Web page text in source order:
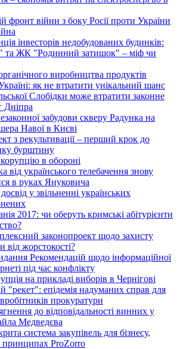
фронт війни з боку Росії проти України
інвесторів недобудованих будинків:
ЖК "Родинний затишок" – міф чи
виробництва продуктів
як не втратити унікальний шанс
Слобідки може втратити законне
Дніпра
забудови скверу Радунка на
Навої в Києві
з рекультивації – перший крок до
бурштину
в обороні
від українського телебачення знову
в руках Януковича
у звільненні українських
2017: чи оберуть кримські абітурієнти
законопроект щодо захисту
від жорстокості?
Рекомендацій щодо інформаційної
під час конфлікту
на прикладі виборів в Чернігові
"рекет": епідемія надуманих справ для
прокуратури
до відповідальності винних у
Медведєва
система закупівель для бізнесу,
принципах ProZorro